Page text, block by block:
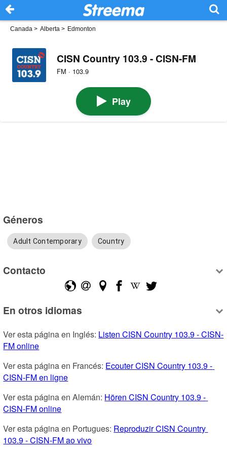
Canada > Alberta > Edmonton
CISN Country 103.9 - CISN-FM
FM · 103.9
Play
Géneros
Adult Contemporary Country
Contacto
En otros idiomas
Ver esta página en Inglés: Listen CISN Country 103.9 - CISN-
FM online
Ver esta página en Francés: Ecouter CISN Country 103.9 -
CISN-FM en ligne
Ver esta página en Alemán: Hören CISN Country 103.9 -
CISN-FM online
Ver esta página en Portugues: Reproduzir CISN Country
103.9 - CISN-FM ao vivo